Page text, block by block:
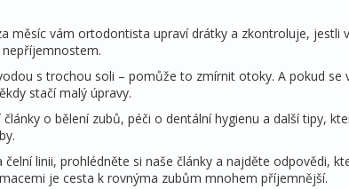
měsíc vám ortodontista upraví drátky a zkontroluje, jestli
s trochou soli – pomůže to zmírnit otoky. A pokud se
stačí malý úpravy.
o bělení zubů, péči o dentální hygienu a další tipy,
linii, prohlédněte si naše články a najděte odpovědi,
je cesta k rovnýma zubům mnohem příjemnější.